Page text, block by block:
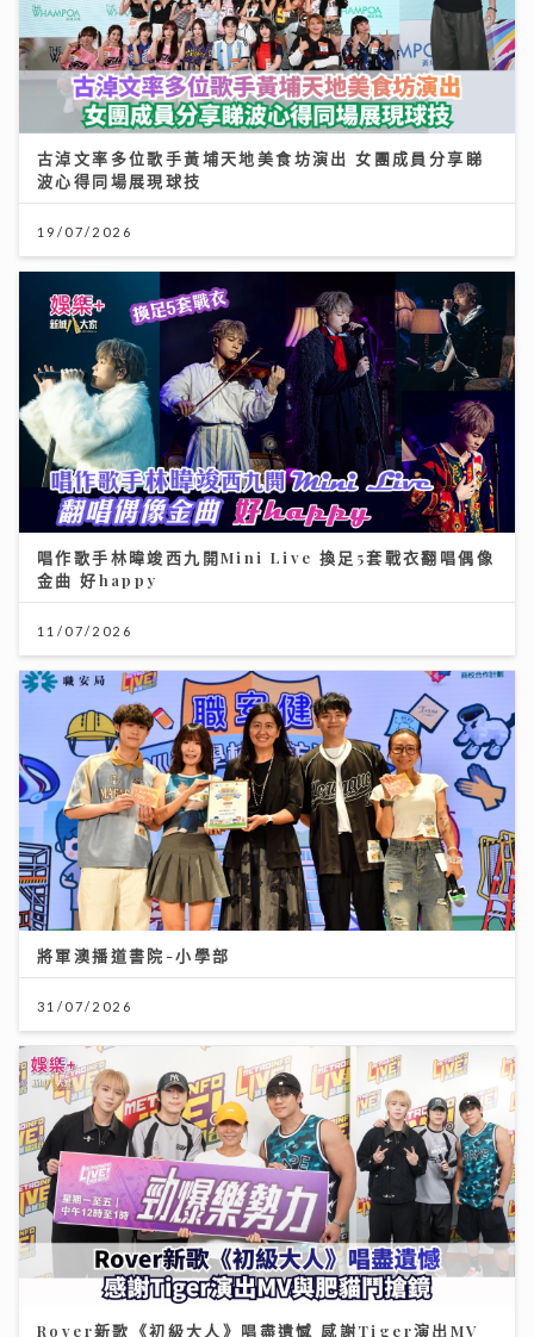
古淖文率多位歌手黃埔天地美食坊演出 女團成員分享睇
波心得同場展現球技
19/07/2026
唱作歌手林暐竣西九開Mini Live 換足5套戰衣翻唱偶像
金曲 好happy
11/07/2026
將軍澳播道書院-小學部
31/07/2026
Rover新歌《初級大人》唱盡遺憾 感謝Tiger演出MV